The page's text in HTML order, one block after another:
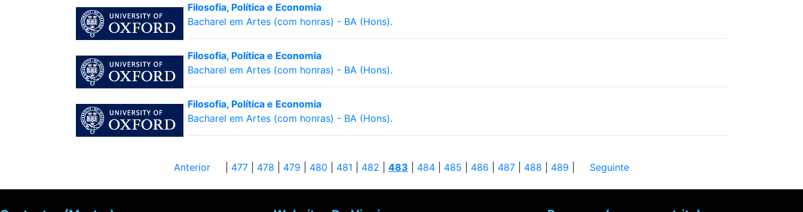
Filosofia, Política e Economia
Bacharel em Artes (com honras) - BA (Hons).
Filosofia, Política e Economia
Bacharel em Artes (com honras) - BA (Hons).
Filosofia, Política e Economia
Bacharel em Artes (com honras) - BA (Hons).
Anterior 477 478 479 480 481 482 483 484 485 486 487 488 489 Seguinte